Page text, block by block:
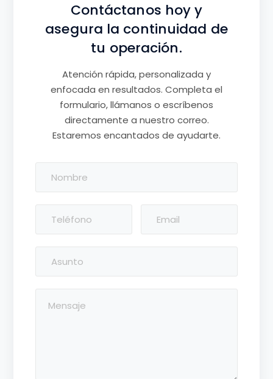
Contáctanos hoy y
asegura la continuidad de
tu operación.
Atención rápida, personalizada y
enfocada en resultados. Completa el
formulario, llámanos o escríbenos
directamente a nuestro correo.
Estaremos encantados de ayudarte.